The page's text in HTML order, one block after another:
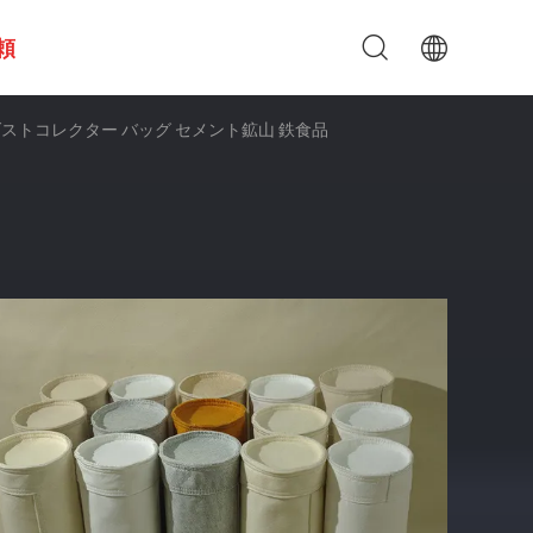
トコレクター バッグ セメント鉱山 鉄食品